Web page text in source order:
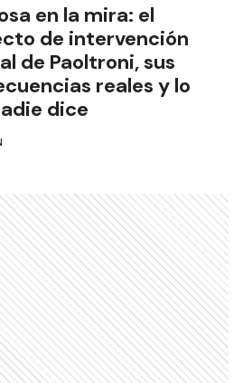
en la mira: el
de intervención
de Paoltroni, sus
reales y lo
dice